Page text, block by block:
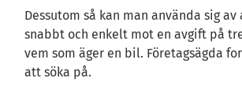
Dessutom så kan man använda sig
snabbt och enkelt mot en avgift på
vem som äger en bil. Företagsägda
att söka på.